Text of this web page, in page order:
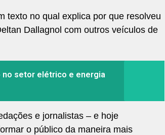
texto no qual explica por que resolveu
Dallagnol com outros veículos de
no setor elétrico e energia
e jornalistas – e hoje
o público da maneira mais